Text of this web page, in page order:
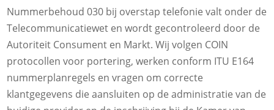
Nummerbehoud 030 bij overstap telefonie valt onder de
Telecommunicatiewet en wordt gecontroleerd door de
Autoriteit Consument en Markt. Wij volgen COIN
protocollen voor portering, werken conform ITU E164
nummerplanregels en vragen om correcte
klantgegevens die aansluiten op de administratie van de